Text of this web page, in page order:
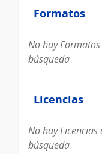
Formatos
Formatos
No hay
búsqueda
Licencias
Licencias
No hay
búsqueda